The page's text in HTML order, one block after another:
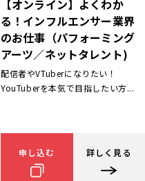
【オンライン】よくわか
る！インフルエンサー業界
のお仕事（パフォーミング
アーツ／ネットタレント)
配信者やVTuberになりたい！
YouTuberを本気で目指したい方...
申し込む 詳しく見る